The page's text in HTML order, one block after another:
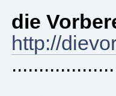
die
http://